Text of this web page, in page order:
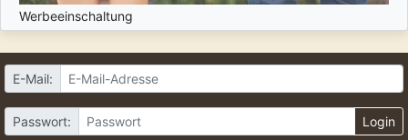
Werbeeinschaltung
E-Mail:
Passwort:
Login